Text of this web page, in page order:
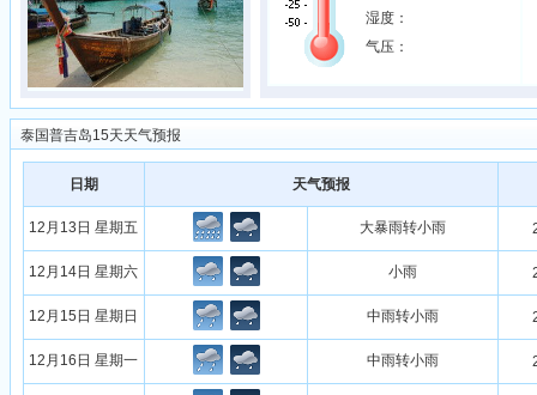
湿度：
气压：
泰国普吉岛15天天气预报
日期 天气预报
12月13日 星期五 大暴雨转小雨
12月14日 星期六 小雨
12月15日 星期日 中雨转小雨
12月16日 星期一 中雨转小雨